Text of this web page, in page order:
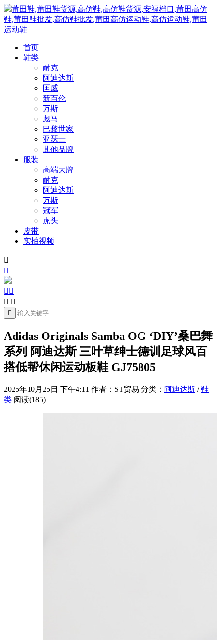
莆田鞋,莆田鞋货源,高仿鞋,高仿鞋货源,安福档口,莆田高仿
鞋,莆田鞋批发,高仿鞋批发,莆田高仿运动鞋,高仿运动鞋,莆田
运动鞋
首页
鞋类
耐克
阿迪达斯
匡威
新百伦
万斯
彪马
巴黎世家
亚瑟士
其他品牌
服装
高端大牌
耐克
阿迪达斯
万斯
冠军
虎头
皮带
实拍视频


 
 

Adidas Originals Samba OG ‘DIY’桑巴舞
系列 阿迪达斯 三叶草绅士德训足球风百
搭低帮休闲运动板鞋 GJ75805
2025年10月25日 下午4:11 作者：ST贸易 分类： 阿迪达斯 /鞋
类 阅读(185)